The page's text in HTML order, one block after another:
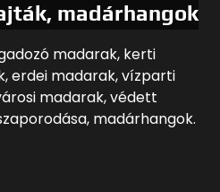
madárhangok
madarak, kerti
erdei madarak, vízparti
madarak, védett
madárhangok.